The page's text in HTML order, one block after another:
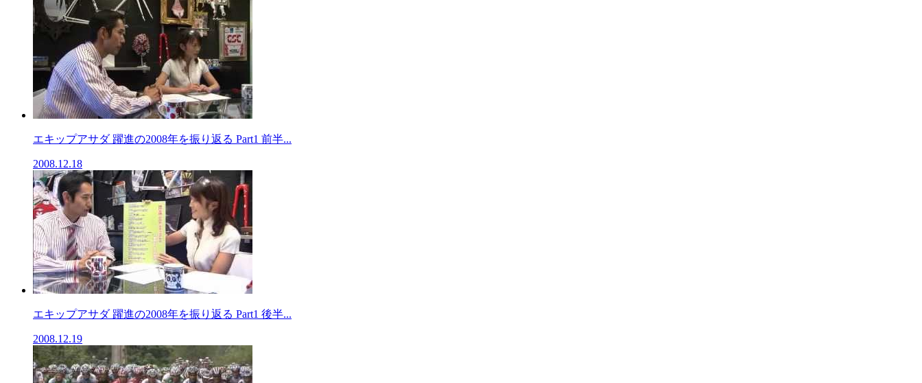
エキップアサダ 躍進の2008年を振り返る Part1 前半...
2008.12.18
エキップアサダ 躍進の2008年を振り返る Part1 後半...
2008.12.19